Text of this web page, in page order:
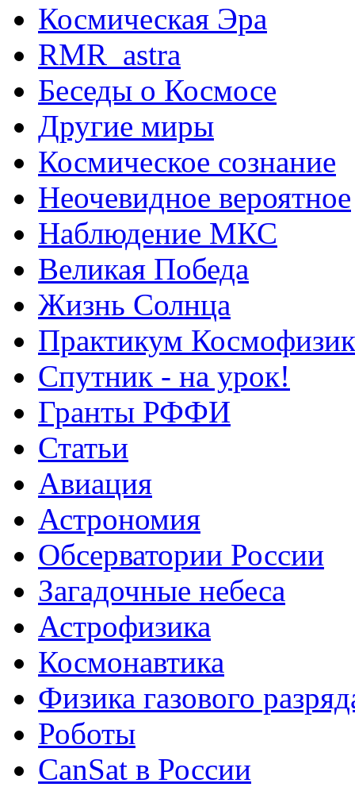
Космическая Эра
RMR_astra
Беседы о Космосе
Другие миры
Космическое сознание
Неочевидное вероятное
Наблюдение МКС
Великая Победа
Жизнь Солнца
Практикум
Спутник - на урок!
Гранты РФФИ
Статьи
Авиация
Астрономия
Обсерватории России
Загадочные небеса
Астрофизика
Космонавтика
Физика газового
Роботы
CanSat в России